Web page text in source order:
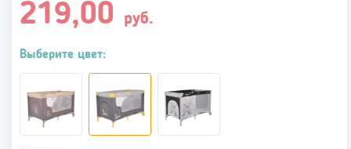
219,00 руб.
Выберите цвет: